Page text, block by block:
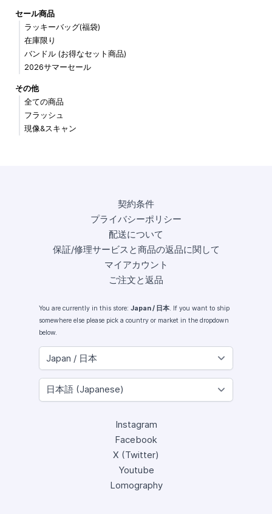
セール商品
ラッキーバッグ(福袋)
在庫限り
バンドル (お得なセット商品)
2026サマーセール
その他
全ての商品
フラッシュ
現像&スキャン
契約条件
プライバシーポリシー
配送について
保証/修理サービスと商品の返品に関して
マイアカウント
ご注文と返品
You are currently in this store: Japan / 日本. If you want to ship
somewhere else please pick a country or market in the dropdown
below.
Instagram
Facebook
X (Twitter)
Youtube
Lomography